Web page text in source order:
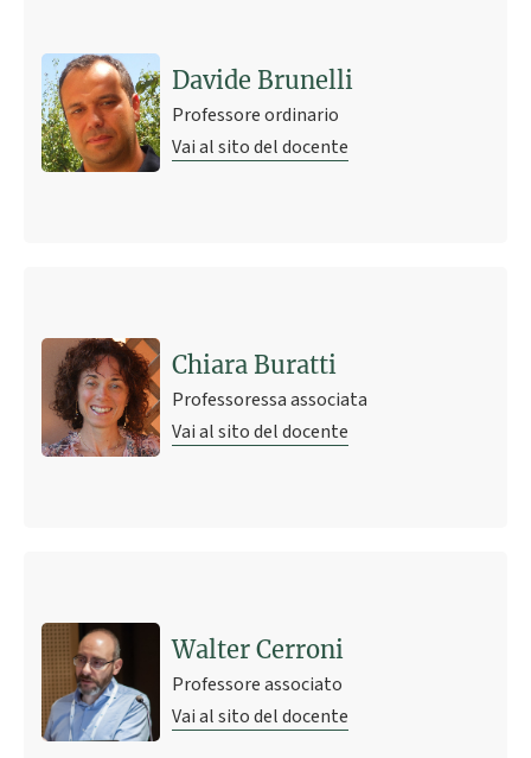
Davide Brunelli
Professore ordinario
Vai al sito del docente
Chiara Buratti
Professoressa associata
Vai al sito del docente
Walter Cerroni
Professore associato
Vai al sito del docente